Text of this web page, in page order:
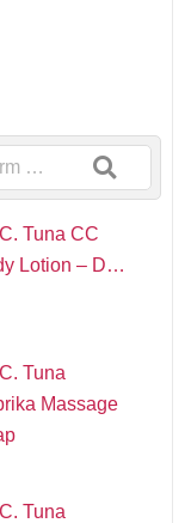
Tuna CC
Lotion – D…
Tuna
Massage
Tuna